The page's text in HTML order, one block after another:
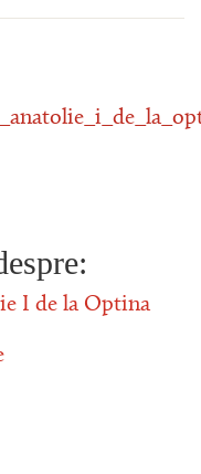
I de la Optina